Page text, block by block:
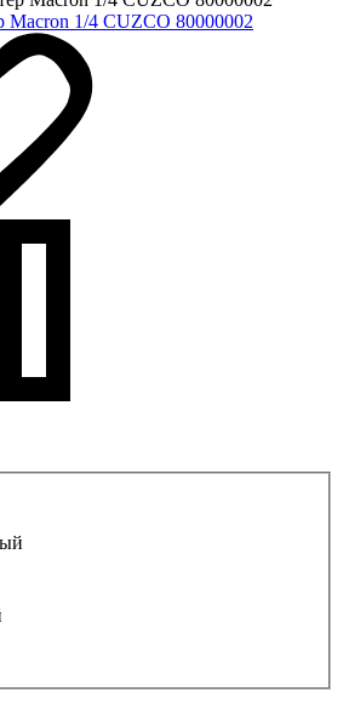
Macron 1/4 CUZCO 80000002